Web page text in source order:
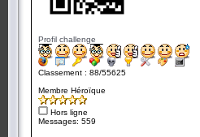
Profil challenge
Classement : 88/55625
Membre Héroïque
Hors ligne
Messages: 559